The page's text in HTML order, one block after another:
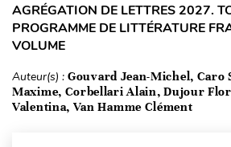
AGRÉGATION DE LETTRES 2027.
PROGRAMME DE LITTÉRATURE
VOLUME
Auteur(s) : Gouvard Jean-Michel, Caro
Maxime, Corbellari Alain, Dujour
Valentina, Van Hamme Clément